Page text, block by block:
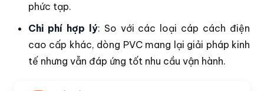
phức tạp.
Chi phí hợp lý: So với các loại cáp cách điện
cao cấp khác, dòng PVC mang lại giải pháp kinh
tế nhưng vẫn đáp ứng tốt nhu cầu vận hành.